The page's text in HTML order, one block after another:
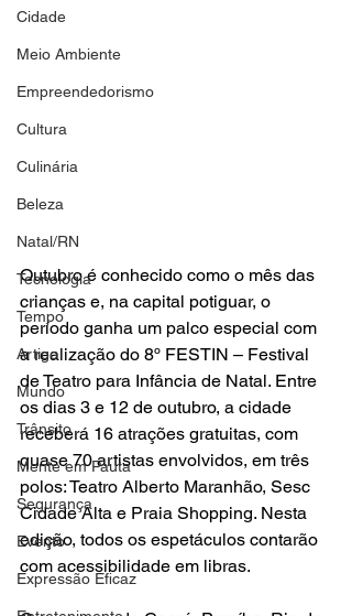
Cidade
Meio Ambiente
Empreendedorismo
Cultura
Culinária
Beleza
Natal/RN
Tecnologia
Tempo
Artigo
Mundo
Trânsito
Mente em Pauta
Segurança
Evento
Expressão Eficaz
Outubro é conhecido como o mês das
crianças e, na capital potiguar, o
período ganha um palco especial com
a realização do 8º FESTIN – Festival
de Teatro para Infância de Natal. Entre
os dias 3 e 12 de outubro, a cidade
receberá 16 atrações gratuitas, com
quase 70 artistas envolvidos, em três
polos: Teatro Alberto Maranhão, Sesc
Cidade Alta e Praia Shopping. Nesta
edição, todos os espetáculos contarão
com acessibilidade em libras.